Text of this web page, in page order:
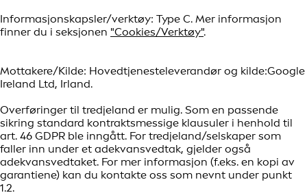
Informasjonskapsler/verktøy: Type C. Mer informasjon
finner du i seksjonen "Cookies/Verktøy".
Mottakere/Kilde: Hovedtjenesteleverandør og kilde:Google
Ireland Ltd, Irland.
Overføringer til tredjeland er mulig. Som en passende
sikring standard kontraktsmessige klausuler i henhold til
art. 46 GDPR ble inngått. For tredjeland/selskaper som
faller inn under et adekvansvedtak, gjelder også
adekvansvedtaket. For mer informasjon (f.eks. en kopi av
garantiene) kan du kontakte oss som nevnt under punkt
1.2.